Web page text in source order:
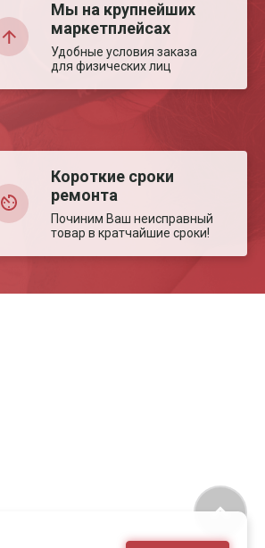
Мы на крупнейших
маркетплейсах
Удобные условия заказа
для физических лиц
Короткие сроки
ремонта
Починим Ваш неисправный
товар в кратчайшие сроки!